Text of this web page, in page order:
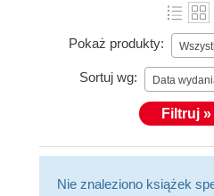
Pokaż produkty:
Sortuj wg: Data
Filtruj »
Nie znaleziono książek